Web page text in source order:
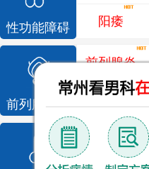
性功能障碍 阳痿
前列腺疾病
前列腺炎
前列腺增生
龟头炎